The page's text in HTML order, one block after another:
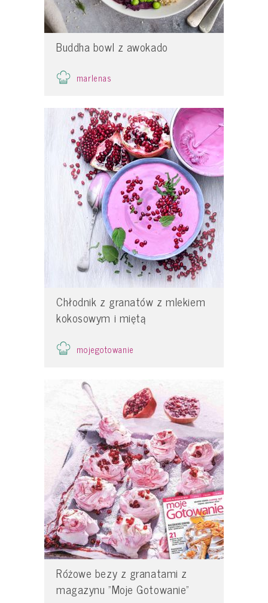
Buddha bowl z awokado
marlenas
Chłodnik z granatów z mlekiem
kokosowym i miętą
mojegotowanie
Różowe bezy z granatami z
magazynu "Moje Gotowanie"